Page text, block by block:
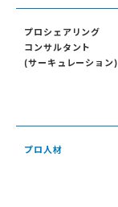
プロシェアリング
コンサルタント
(サーキュレーション)
プロ人材